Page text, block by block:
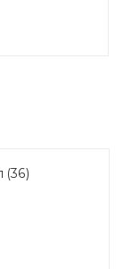
(36)